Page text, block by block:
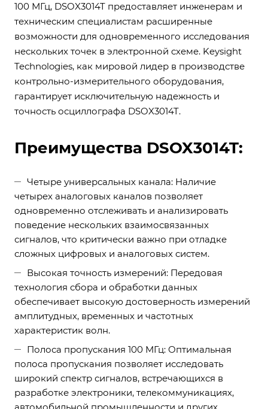
100 МГц, DSOX3014T предоставляет инженерам и
техническим специалистам расширенные
возможности для одновременного исследования
нескольких точек в электронной схеме. Keysight
Technologies, как мировой лидер в производстве
контрольно-измерительного оборудования,
гарантирует исключительную надежность и
точность осциллографа DSOX3014T.
Преимущества DSOX3014T:
Четыре универсальных канала: Наличие
четырех аналоговых каналов позволяет
одновременно отслеживать и анализировать
поведение нескольких взаимосвязанных
сигналов, что критически важно при отладке
сложных цифровых и аналоговых систем.
Высокая точность измерений: Передовая
технология сбора и обработки данных
обеспечивает высокую достоверность измерений
амплитудных, временных и частотных
характеристик волн.
Полоса пропускания 100 МГц: Оптимальная
полоса пропускания позволяет исследовать
широкий спектр сигналов, встречающихся в
разработке электроники, телекоммуникациях,